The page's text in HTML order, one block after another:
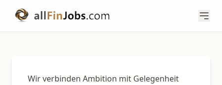
Wir verbinden Ambition mit Gelegenheit